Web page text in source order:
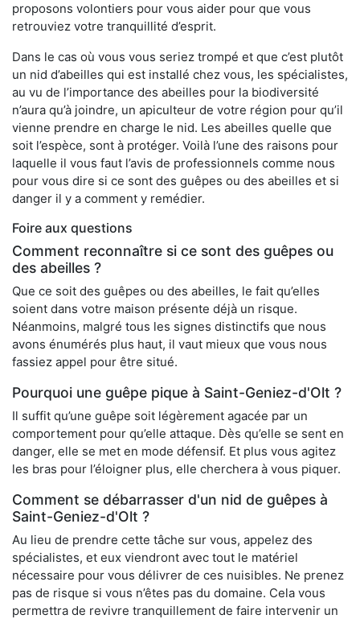
proposons volontiers pour vous aider pour que vous
retrouviez votre tranquillité d’esprit.
Dans le cas où vous vous seriez trompé et que c’est plutôt
un nid d’abeilles qui est installé chez vous, les spécialistes,
au vu de l’importance des abeilles pour la biodiversité
n’aura qu’à joindre, un apiculteur de votre région pour qu’il
vienne prendre en charge le nid. Les abeilles quelle que
soit l’espèce, sont à protéger. Voilà l’une des raisons pour
laquelle il vous faut l’avis de professionnels comme nous
pour vous dire si ce sont des guêpes ou des abeilles et si
danger il y a comment y remédier.
Foire aux questions
Comment reconnaître si ce sont des guêpes ou
des abeilles ?
Que ce soit des guêpes ou des abeilles, le fait qu’elles
soient dans votre maison présente déjà un risque.
Néanmoins, malgré tous les signes distinctifs que nous
avons énumérés plus haut, il vaut mieux que vous nous
fassiez appel pour être situé.
Pourquoi une guêpe pique à Saint-Geniez-d'Olt ?
Il suffit qu’une guêpe soit légèrement agacée par un
comportement pour qu’elle attaque. Dès qu’elle se sent en
danger, elle se met en mode défensif. Et plus vous agitez
les bras pour l’éloigner plus, elle cherchera à vous piquer.
Comment se débarrasser d'un nid de guêpes à
Saint-Geniez-d'Olt ?
Au lieu de prendre cette tâche sur vous, appelez des
spécialistes, et eux viendront avec tout le matériel
nécessaire pour vous délivrer de ces nuisibles. Ne prenez
pas de risque si vous n’êtes pas du domaine. Cela vous
permettra de revivre tranquillement de faire intervenir un